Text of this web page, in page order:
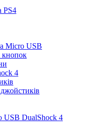
PS4
Micro USB
кнопок
4
USB DualShock 4